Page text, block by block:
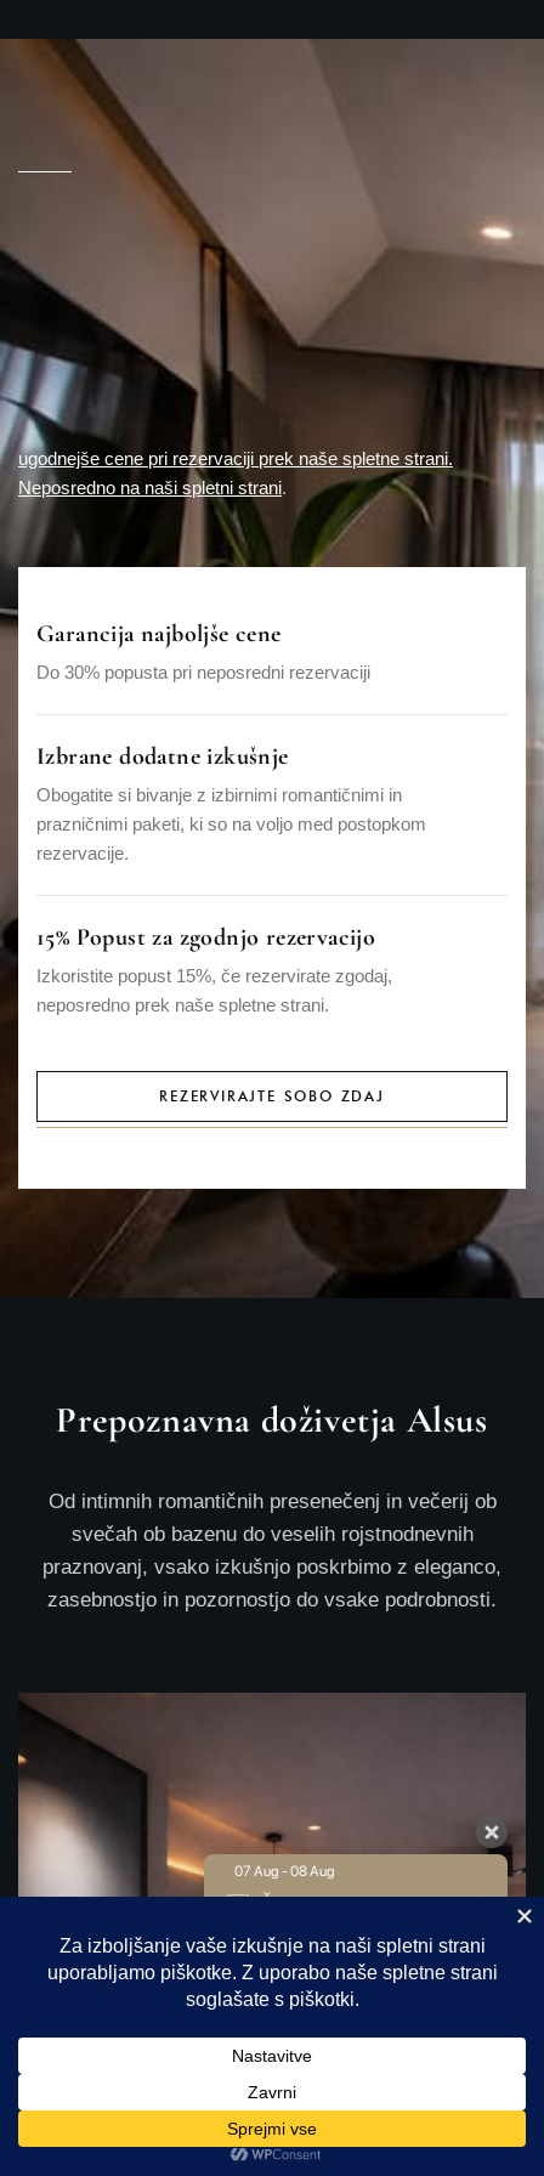
ugodnejše cene pri rezervaciji prek naše spletne strani.
Neposredno na naši spletni strani.
Garancija najboljše cene
Do 30% popusta pri neposredni rezervaciji
Izbrane dodatne izkušnje
Obogatite si bivanje z izbirnimi romantičnimi in
prazničnimi paketi, ki so na voljo med postopkom
rezervacije.
15% Popust za zgodnjo rezervacijo
Izkoristite popust 15%, če rezervirate zgodaj,
neposredno prek naše spletne strani.
REZERVIRAJTE SOBO ZDAJ
Prepoznavna doživetja Alsus
Od intimnih romantičnih presenečenj in večerij ob
svečah ob bazenu do veselih rojstnodnevnih
praznovanj, vsako izkušnjo poskrbimo z eleganco,
zasebnostjo in pozornostjo do vsake podrobnosti.
07 Aug - 08 Aug
Članska cena €213
Najboljša cena € 220
Rezervacija € 286